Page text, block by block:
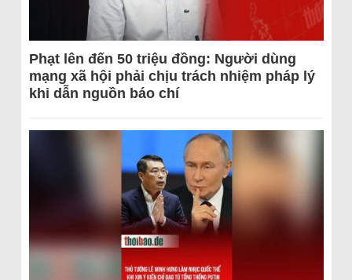
Phạt lên đến 50 triệu đồng: Người dùng
mạng xã hội phải chịu trách nhiệm pháp lý
khi dẫn nguồn báo chí